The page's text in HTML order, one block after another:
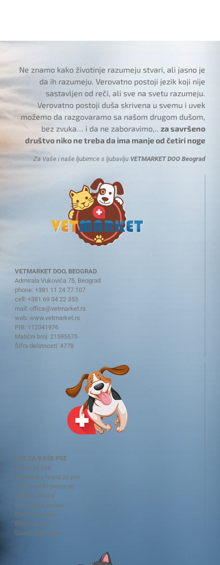
Ne znamo kako životinje razumeju stvari, ali jasno je
da ih razumeju. Verovatno postoji jezik koji nije
sastavljen od reči, ali sve na svetu razumeju.
Verovatno postoji duša skrivena u svemu i uvek
možemo da razgovaramo sa našom drugom dušom,
bez zvuka… i da ne zaboravimo,..za savršeno
društvo niko ne treba da ima manje od četiri noge
Za Vaše i naše ljubimce s ljubavlju VETMARKET DOO Beograd
VETMARKET DOO, BEOGRAD
Admirala Vukovića 75, Beograd
phone: +381 11 24 77 107
cell: +381 69 34 22 353
mail: office@vetmarket.rs
web: www.vetmarket.rs
PIB: 112041976
Matični broj: 21595675
Šifra delatnosti: 4778
SVE ZA VAŠE PSE
Hrana za pse
Terapijska hrana za pse
Veterinarski preparati
Dodaci ishrani
Kozmetika za pse
Oprema za pse
Bolesti pasa
Saveti veterinara